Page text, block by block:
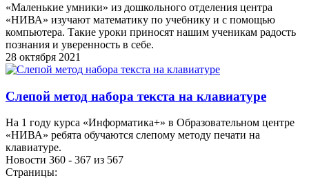
«Маленькие умники» из дошкольного отделения центра
«НИВА» изучают математику по учебнику и с помощью
компьютера. Такие уроки приносят нашим ученикам радость
познания и уверенность в себе.
28 октября 2021
Слепой метод набора текста на клавиатуре
На 1 году курса «Информатика+» в Образовательном центре
«НИВА» ребята обучаются слепому методу печати на
клавиатуре.
Новости 360 - 367 из 567
Страницы: